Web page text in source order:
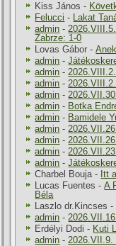
Kiss János -
Felucci - Lakat
admin -
Zabrze: 1-0
Lovas Gábor -
admin -
admin -
admin -
admin -
admin - Botka
admin - Bamidele
admin -
admin -
admin -
admin -
Charbel Bouja- Itt
Lucas Fuentes -A
Béla
Laszlo dr.Kincses -
admin -
Erdélyi Dodi - Kuti
admin -2026.VII.9.